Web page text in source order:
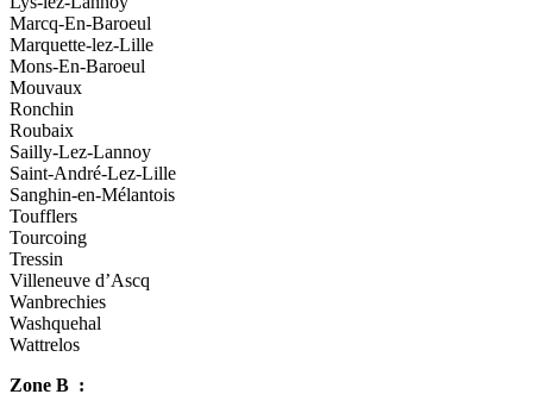
Marcq-En-Baroeul
Marquette-lez-Lille
Mons-En-Baroeul
Mouvaux
Ronchin
Roubaix
Sailly-Lez-Lannoy
Saint-André-Lez-Lille
Sanghin-en-Mélantois
Toufflers
Tourcoing
Tressin
Villeneuve d’Ascq
Wanbrechies
Washquehal
Wattrelos
Zone B :